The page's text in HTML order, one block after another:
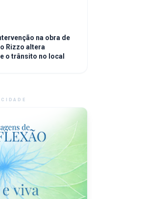
na obra de
Rizzo altera
o trânsito no local